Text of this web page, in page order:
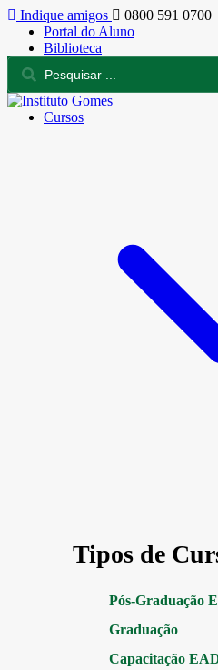
Indique amigos
0800 591 0700
Portal do Aluno
Biblioteca
Cursos
Tipos de
Pós-Graduação
Graduação
Capacitação